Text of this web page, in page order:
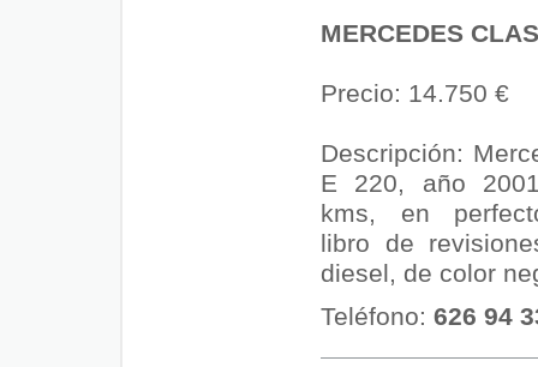
MERCEDES
Precio: 14.750 €
Descripción:
E 220, año
kms, en
libro de
diesel, de color
Teléfono: 626 94